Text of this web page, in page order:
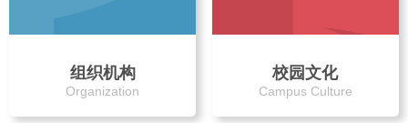
组织机构
Organization
校园文化
Campus Culture